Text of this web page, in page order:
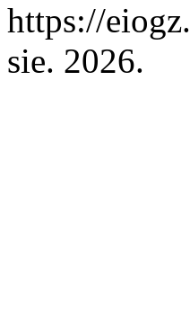
https://
sie. 2026.